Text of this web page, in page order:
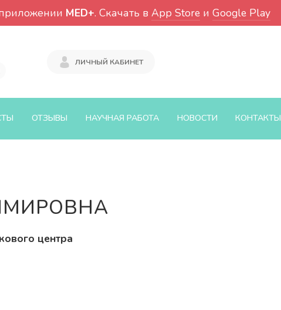
MED+. Скачать в App Store и Google Play
ЛИЧНЫЙ КАБИНЕТ
ОТЗЫВЫ НАУЧНАЯ РАБОТА НОВОСТИ КОНТАКТЫ
центра